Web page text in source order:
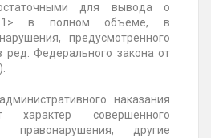
для вывода о
в полном объеме, в
предусмотренного
Федерального закона от
наказания
характер совершенного
правонарушения, другие